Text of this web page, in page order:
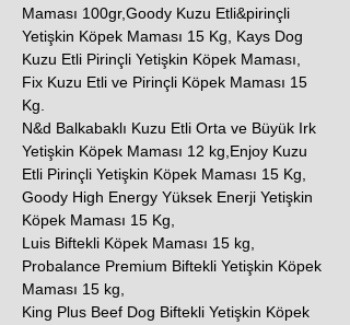
Maması 100gr,Goody Kuzu Etli&pirinçli
Yetişkin Köpek Maması 15 Kg, Kays Dog
Kuzu Etli Pirinçli Yetişkin Köpek Maması,
Fix Kuzu Etli ve Pirinçli Köpek Maması 15
Kg.
N&d Balkabaklı Kuzu Etli Orta ve Büyük Irk
Yetişkin Köpek Maması 12 kg,Enjoy Kuzu
Etli Pirinçli Yetişkin Köpek Maması 15 Kg,
Goody High Energy Yüksek Enerji Yetişkin
Köpek Maması 15 Kg,
Luis Biftekli Köpek Maması 15 kg,
Probalance Premium Biftekli Yetişkin Köpek
Maması 15 kg,
King Plus Beef Dog Biftekli Yetişkin Köpek